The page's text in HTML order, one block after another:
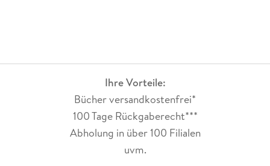
Ihre Vorteile:
Bücher versandkostenfrei*
100 Tage Rückgaberecht***
Abholung in über 100 Filialen
uvm.